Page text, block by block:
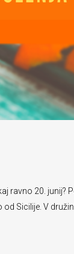
20. junij?
Sicilije. V